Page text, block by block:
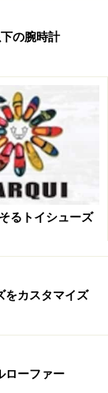
の腕時計
るトイシューズ
をカスタマイズ
ローファー